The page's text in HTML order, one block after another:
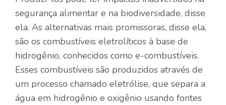
segurança alimentar e na biodiversidade, disse
ela. As alternativas mais promissoras, disse ela,
são os combustíveis eletrolíticos à base de
hidrogênio, conhecidos como e-combustíveis.
Esses combustíveis são produzidos através de
um processo chamado eletrólise, que separa a
água em hidrogênio e oxigênio usando fontes